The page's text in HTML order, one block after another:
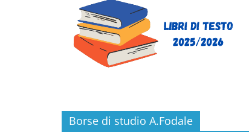
Borse di studio A.Fodale